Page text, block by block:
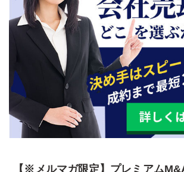
【※メルマガ限定】プレミアム